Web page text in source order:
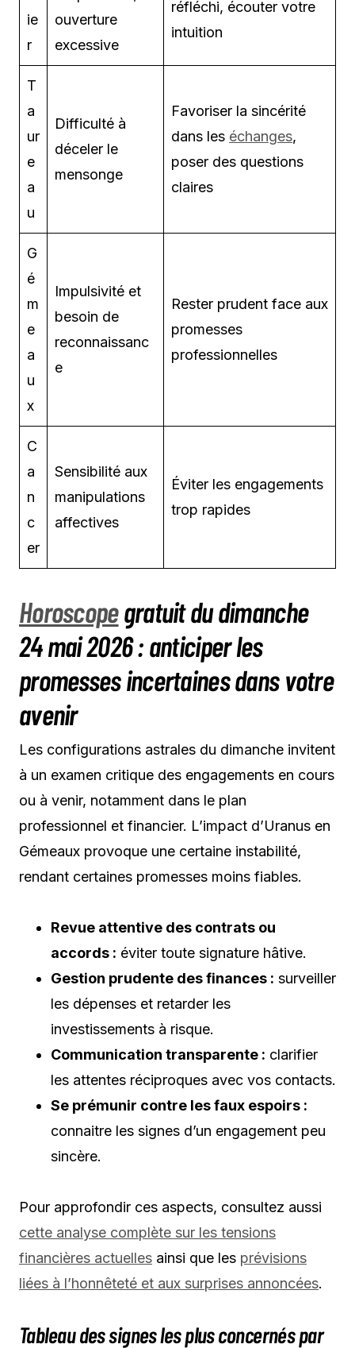
ie
r
ouverture
excessive
réfléchi, écouter votre
intuition
T
a
ur
e
a
u
Difficulté à
déceler le
mensonge
Favoriser la sincérité
dans les échanges,
poser des questions
claires
G
é
m
e
a
u
x
Impulsivité et
besoin de
reconnaissanc
e
Rester prudent face aux
promesses
professionnelles
C
a
n
c
er
Sensibilité aux
manipulations
affectives
Éviter les engagements
trop rapides
Horoscopegratuit du dimanche
24 mai 2026 : anticiper les
promesses incertaines dans votre
avenir
Les configurations astrales du dimanche invitent
à un examen critique des engagements en cours
ou à venir, notamment dans le plan
professionnel et financier. L’impact d’Uranus en
Gémeaux provoque une certaine instabilité,
rendant certaines promesses moins fiables.
Revue attentive des contrats ou
accords : éviter toute signature hâtive.
Gestion prudente des finances : surveiller
les dépenses et retarder les
investissements à risque.
Communication transparente : clarifier
les attentes réciproques avec vos contacts.
Se prémunir contre les faux espoirs :
connaitre les signes d’un engagement peu
sincère.
Pour approfondir ces aspects, consultez aussi
cette analyse complète sur les tensions
financières actuelles ainsi que les prévisions
liées à l’honnêteté et aux surprises annoncées.
Tableau des signes les plus concernés par